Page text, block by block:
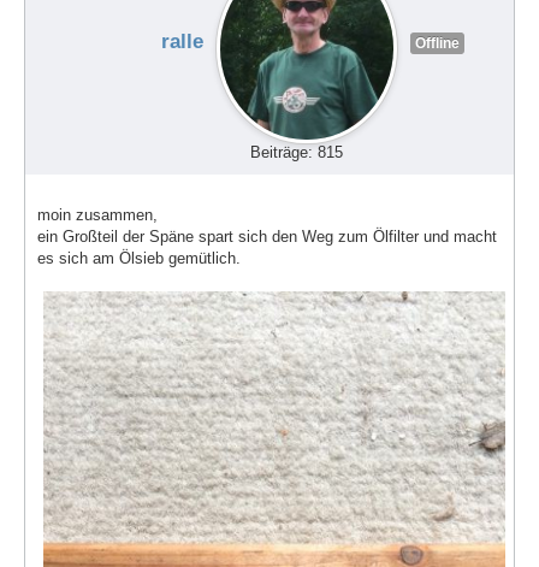
ralle Offline
Beiträge: 815
moin zusammen,
ein Großteil der Späne spart sich den Weg zum Ölfilter und macht
es sich am Ölsieb gemütlich.